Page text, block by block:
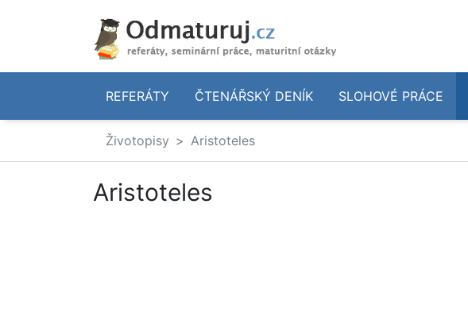
REFERÁTY ČTENÁŘSKÝ DENÍK SLOHOVÉ PRÁCE
Životopisy Aristoteles
Aristoteles